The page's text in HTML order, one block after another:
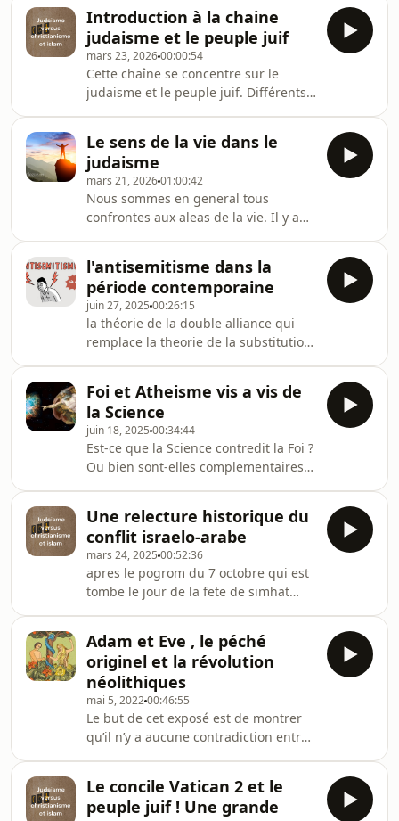
l'islam est beaucoup plus p
sombres font leur apparition:
l’hostilité antisioniste de la gauche
occidentale radicale et une partie de
la modérée alliée à la mouvance
islamiste
Introduction à la chaine
judaisme et le peuple juif
mars 23, 202600:00:54
Cette chaîne se concentre sur le
judaisme et le peuple juif. Différents
relations entre le judaisme et les deux
grands monothéismes : christianisme
et islam, et beaucoup d’autres sujets.
Le sens de la vie dans le
judaisme
mars 21, 202601:00:42
Nous sommes en general tous
confrontes aux aleas de la vie. Il y a
susceptibles de mener au desespoir .
Ce podacst propose plusieurs
approches dans la facon de se
confronter a la souffrance et au
desespoir qui en resulte. Il y a les
approches rabbiniques divergentes
qui evoluant selon le contexte
historique : celle du traite pi
l'antisemitisme dans la
période contemporaine
juin 27, 2025 00:26:15
la théorie de la double alliance qui
remplace la theorie de la substitution
plus sournois et plus masqué ! Il sera
patronné par la gauche radicale
occidentale et s’étend ces dernières
années de plus en plus vers la
gauche libérale modérée !
Foi et Atheisme vis a vis de
la Science
juin 18, 2025 00:34:44
Est-ce que la Science contredit la Foi ?
Ou bien sont-elles complementaires ?
deplacement de la Terre du centre de
l'Univers vers une banlieue de la
notre galaxie (apres Copernic) ebranle
-t-il vraiment la conception du
judaisme de la centralite de
l'humanite dans la Creation? Est-ce
que la Science arrivera a percer un
jour tous les s
Une relecture historique du
conflit israelo-arabe
mars 24, 2025 00:52:36
apres le pogrom du 7 octobre qui est
tombe le jour de la fete de simhat
nous elever au dessus des
evenements tragiques actuels et de
voir tout ce conflit dans une grande et
lointaine perspective qui ne se limite
pas aux derniers jours ni a ces
dernieres annees de conflit qui
opposent israel a l’axe iran-hezbollah-
hamas , n
Adam et Eve , le péché
originel et la révolution
néolithiques
mai 5, 202200:46:55
Le but de cet exposé est de montrer
qu’il n’y a aucune contradiction entre
et que le péché originel est à l’origine
de la révolution neolithique il y a près
Le concile Vatican 2 et le
peuple juif ! Une grande